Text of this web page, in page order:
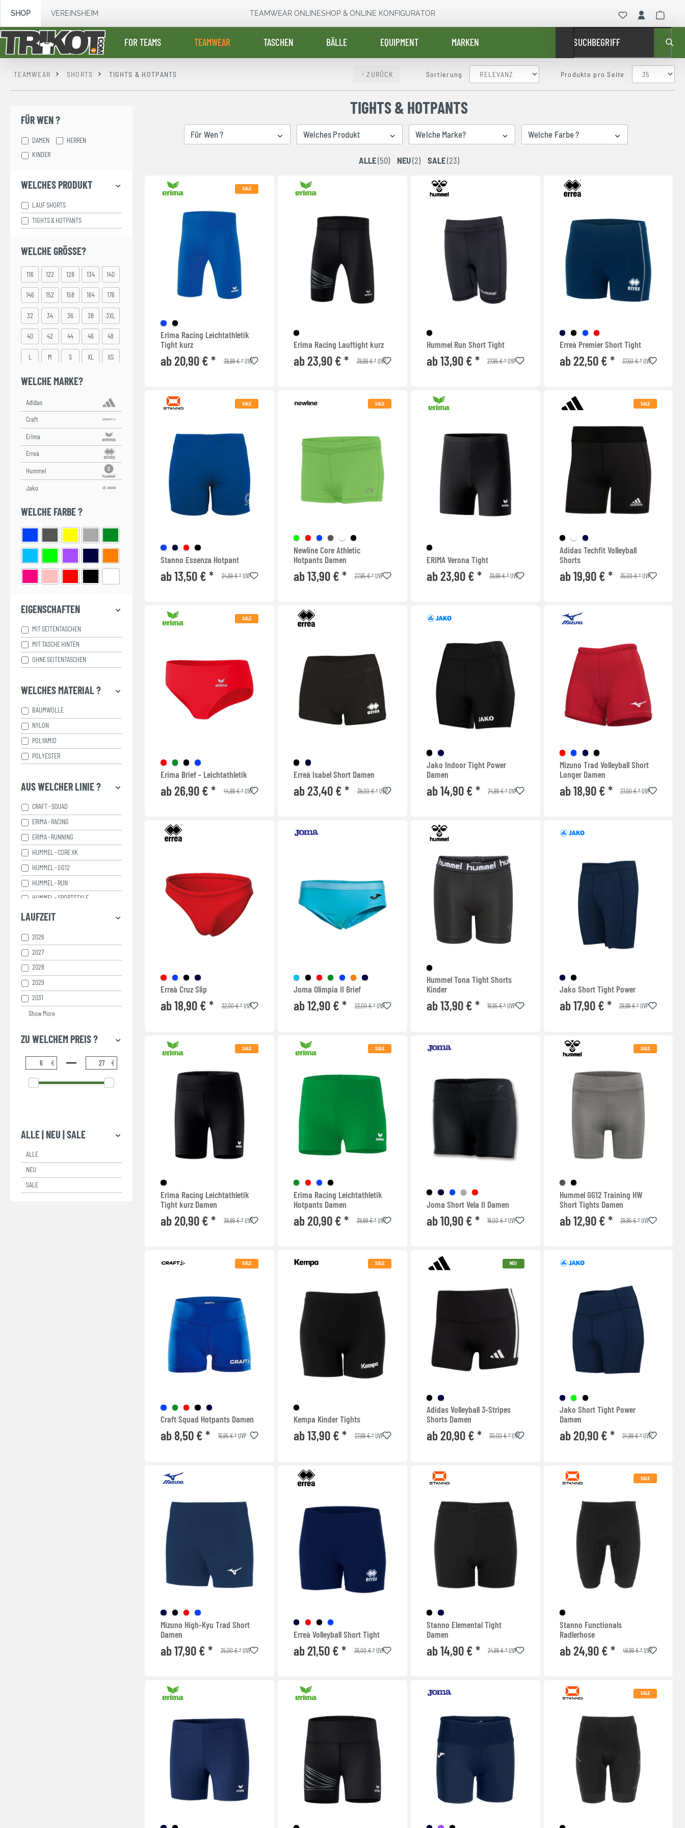
Zur Hauptnavigation springen
SHOP VEREINSHEIM TEAMWEAR ONLINESHOP & ONLINE KONFIGURATOR
FOR TEAMS TEAMWEAR TASCHEN BÄLLE EQUIPMENT MARKEN SUCHBEGRIFF
ZURÜCK
TEAMWEAR SHORTS TIGHTS & HOTPANTS Sortierung Produkte pro Seite
FÜR WEN ?
DAMEN HERREN
KINDER
WELCHES PRODUKT
LAUF SHORTS
TIGHTS & HOTPANTS
WELCHE GRÖSSE?
116 122 128 134 140
146 152 158 164 176
32 34 36 38 3XL
40 42 44 46 48
M S XL XS
XXL XXS
WELCHE MARKE?
WELCHE FARBE ?
EIGENSCHAFTEN
MIT SEITENTASCHEN
MIT TASCHE HINTEN
OHNE SEITENTASCHEN
WELCHES MATERIAL ?
BAUMWOLLE
NYLON
POLYAMID
POLYESTER
AUS WELCHER LINIE ?
CRAFT - SQUAD
ERIMA - RACING
ERIMA - RUNNING
HUMMEL - CORE XK
HUMMEL - GG12
HUMMEL - RUN
HUMMEL - SPORTSTYLE
JAKO - POWER
MIZUNO - HIGH-KYU
PUMA - TEAMGOAL
STANNO - FUNCTIONALS
LAUFZEIT
2026
2027
2028
2029
2031
Show More
ZU WELCHEM PREIS ?
€ €
ALLE | NEU | SALE
ALLE
NEU
SALE
TIGHTS & HOTPANTS
Für Wen ? Welches Produkt Welche Marke? Welche Farbe ?
ALLE(50) NEU(2) SALE(23)
SALE
Erima Racing Leichtathletik
Tight kurz
ab 20,90 € * 39,99 € *UVP
Erima Racing Lauftight kurz
ab 23,90 € * 39,99 € *UVP
Hummel Run Short Tight
ab 13,90 € * 27,95 € *UVP
Erreà Premier Short Tight
ab 22,50 € * 37,50 € *UVP
SALE
Stanno Essenza Hotpant
ab 13,50 € * 24,99 € *UVP
SALE
Newline Core Athletic
Hotpants Damen
ab 13,90 € * 27,95 € *UVP
ERIMA Verona Tight
ab 23,90 € * 39,99 € *UVP
SALE
Adidas Techfit Volleyball
Shorts
ab 19,90 € * 35,00 € *UVP
SALE
Erima Brief - Leichtathletik
ab 26,90 € * 44,99 € *UVP
Erreà Isabel Short Damen
ab 23,40 € * 39,00 € *UVP
Jako Indoor Tight Power
Damen
ab 14,90 € * 24,99 € *UVP
Mizuno Trad Volleyball Short
Longer Damen
ab 18,90 € * 27,00 € *UVP
Erreà Cruz Slip
ab 18,90 € * 32,00 € *UVP
Joma Olimpia II Brief
ab 12,90 € * 22,00 € *UVP
Hummel Tona Tight Shorts
Kinder
ab 13,90 € * 19,95 € *UVP
Jako Short Tight Power
ab 17,90 € * 29,99 € *UVP
SALE
Erima Racing Leichtathletik
Tight kurz Damen
ab 20,90 € * 39,99 € *UVP
SALE
Erima Racing Leichtathletik
Hotpants Damen
ab 20,90 € * 39,99 € *UVP
Joma Short Vela II Damen
ab 10,90 € * 19,00 € *UVP
SALE
Hummel GG12 Training HW
Short Tights Damen
ab 12,90 € * 39,95 € *UVP
SALE
Craft Squad Hotpants Damen
ab 8,50 € * 16,95 € *UVP
SALE
Kempa Kinder Tights
ab 13,90 € * 27,99 € *UVP
NEU
Adidas Volleyball 3-Stripes
Shorts Damen
ab 20,90 € * 30,00 € *UVP
Jako Short Tight Power
Damen
ab 20,90 € * 34,99 € *UVP
Mizuno High-Kyu Trad Short
Damen
ab 17,90 € * 25,00 € *UVP
Erreà Volleyball Short Tight
ab 21,50 € * 36,00 € *UVP
Stanno Elemental Tight
Damen
ab 14,90 € * 24,99 € *UVP
SALE
Stanno Functionals
Radlerhose
ab 24,90 € * 49,99 € *UVP
SALE